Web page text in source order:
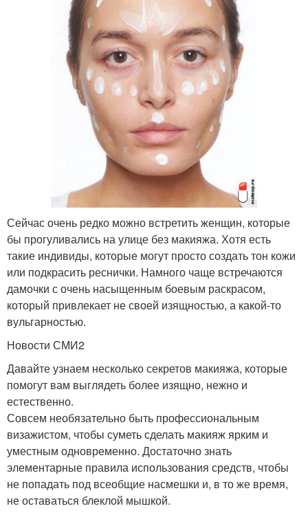
Сейчас очень редко можно встретить женщин, которые
бы прогуливались на улице без макияжа. Хотя есть
такие индивиды, которые могут просто создать тон кожи
или подкрасить реснички. Намного чаще встречаются
дамочки с очень насыщенным боевым раскрасом,
который привлекает не своей изящностью, а какой-то
вульгарностью.
Новости СМИ2
Давайте узнаем несколько секретов макияжа, которые
помогут вам выглядеть более изящно, нежно и
естественно.
Совсем необязательно быть профессиональным
визажистом, чтобы суметь сделать макияж ярким и
уместным одновременно. Достаточно знать
элементарные правила использования средств, чтобы
не попадать под всеобщие насмешки и, в то же время,
не оставаться блеклой мышкой.